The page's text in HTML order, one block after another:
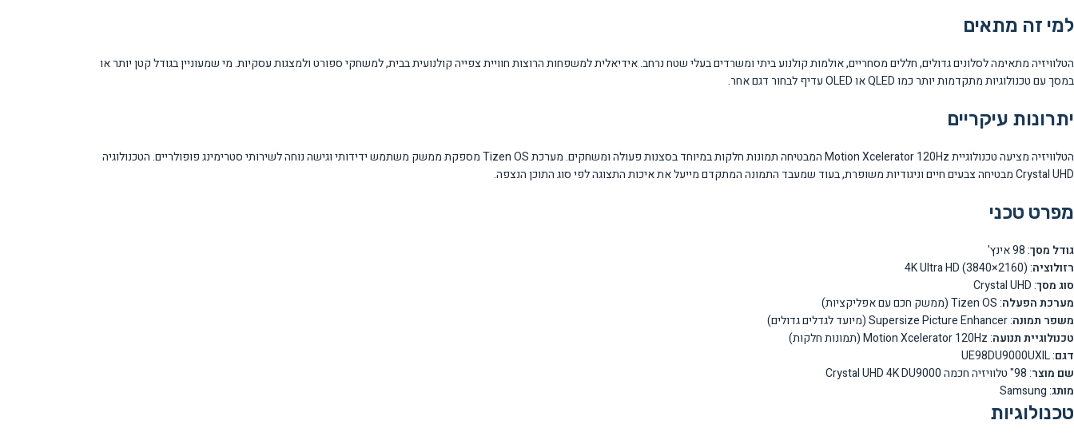
למי זה מתאים
הטלוויזיה מתאימה לסלונים גדולים, חללים מסחריים, אולמות קולנוע ביתי ומשרדים בעלי שטח נרחב. אידיאלית למשפחות הרוצות חוויית צפייה קולנועית בבית, למשחקי ספורט ולמצגות עסקיות. מי שמעוניין בגודל קטן יותר או
במסך עם טכנולוגיות מתקדמות יותר כמו QLED או OLED עדיף לבחור דגם אחר.
יתרונות עיקריים
הטלוויזיה מציעה טכנולוגיית Motion Xcelerator 120Hz המבטיחה תמונות חלקות במיוחד בסצנות פעולה ומשחקים. מערכת Tizen OS מספקת ממשק משתמש ידידותי וגישה נוחה לשירותי סטרימינג פופולריים. הטכנולוגיה
Crystal UHD מבטיחה צבעים חיים וניגודיות משופרת, בעוד שמעבד התמונה המתקדם מייעל את איכות התצוגה לפי סוג התוכן הנצפה.
מפרט טכני
גודל מסך: 98 אינץ'
רזולוציה: 4K Ultra HD (3840×2160)
סוג מסך: Crystal UHD
מערכת הפעלה: Tizen OS (ממשק חכם עם אפליקציות)
משפר תמונה: Supersize Picture Enhancer (מיועד לגדלים גדולים)
טכנולוגיית תנועה: Motion Xcelerator 120Hz (תמונות חלקות)
דגם: UE98DU9000UXIL
שם מוצר: 98" טלוויזיה חכמה Crystal UHD 4K DU9000
מותג: Samsung
טכנולוגיות